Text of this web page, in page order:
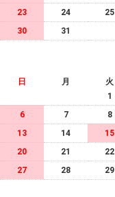
23
24 25
30
31
日 月 火
1
6
7 8
13
14 15
20
21 22
27
28 29